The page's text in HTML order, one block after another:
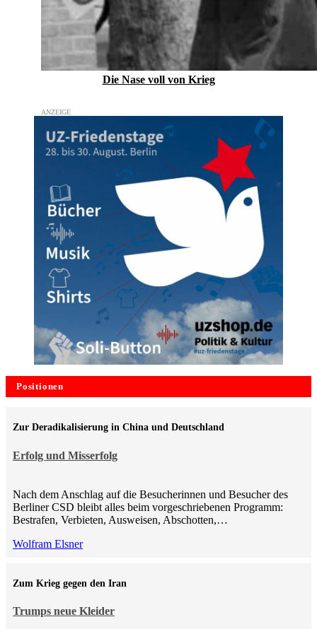
Die Nase voll von Krieg
Positionen
Erfolg und Misserfolg
Zur Deradikalisierung in China und Deutschland
Nach dem Anschlag auf die Besucherinnen und Besucher des
Berliner CSD bleibt alles beim vorgeschriebenen Programm:
Bestrafen, Verbieten, Ausweisen, Abschotten,…
Wolfram Elsner
Trumps neue Kleider
Zum Krieg gegen den Iran